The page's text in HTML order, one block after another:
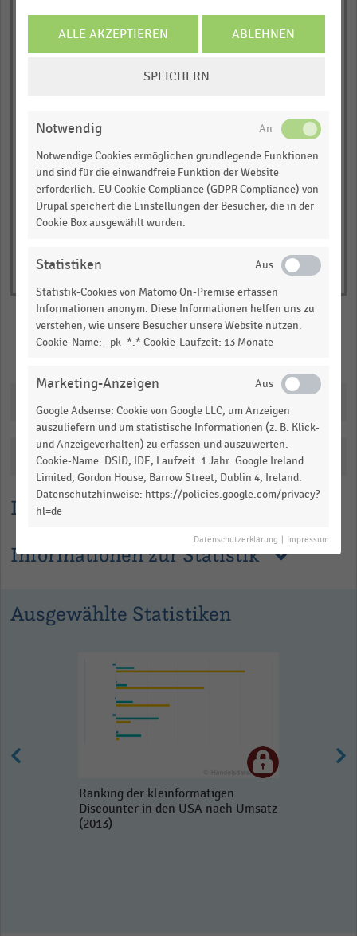
Lesehilfe
Informationen zur Statistik
empty
empty
Merken Teilen
Downloads
Katalogisierung
Ausgewählte Statistiken
Ranking der kleinformatigen
Discounter in den USA nach Umsatz
(2013)
ALLE AKZEPTIEREN ABLEHNEN
SPEICHERN
Notwendig
Notwendige Cookies ermöglichen grundlegende Funktionen
und sind für die einwandfreie Funktion der Website
erforderlich. EU Cookie Compliance (GDPR Compliance) von
Drupal speichert die Einstellungen der Besucher, die in der
Cookie Box ausgewählt wurden.
Statistiken
Statistik-Cookies von Matomo On-Premise erfassen
Informationen anonym. Diese Informationen helfen uns zu
verstehen, wie unsere Besucher unsere Website nutzen.
Cookie-Name: _pk_*.* Cookie-Laufzeit: 13 Monate
Marketing-Anzeigen
Google Adsense: Cookie von Google LLC, um Anzeigen
auszuliefern und um statistische Informationen (z. B. Klick-
und Anzeigeverhalten) zu erfassen und auszuwerten.
Cookie-Name: DSID, IDE, Laufzeit: 1 Jahr. Google Ireland
Limited, Gordon House, Barrow Street, Dublin 4, Ireland.
Datenschutzhinweise: https://policies.google.com/privacy?
hl=de
Datenschutzerklärung Impressum